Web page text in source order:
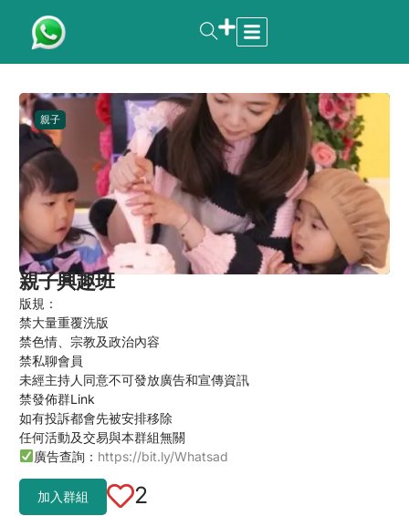
親子
親子興趣班
版規：
禁大量重覆洗版
禁色情、宗教及政治內容
禁私聊會員
未經主持人同意不可發放廣告和宣傳資訊
禁發佈群Link
如有投訴都會先被安排移除
任何活動及交易與本群組無關
廣告查詢： https://bit.ly/Whatsad
加入群組 2